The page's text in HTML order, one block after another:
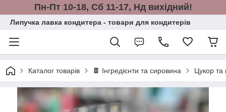
Пн-Пт 10-18, Сб 11-17, Нд вихідний!
Липучка лавка кондитера - товари для кондитерів
Каталог товарів 🍫 Інгредієнти та сировина Цукор та